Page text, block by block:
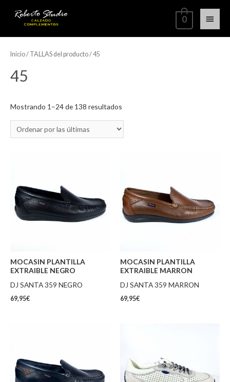
0
Inicio/ TALLAS del producto / 45
45
Mostrando 1–24 de 138 resultados
MOCASIN PLANTILLA
EXTRAIBLE NEGRO
DJ SANTA 359 NEGRO
69,95€
MOCASIN PLANTILLA
EXTRAIBLE MARRON
DJ SANTA 359 MARRON
69,95€